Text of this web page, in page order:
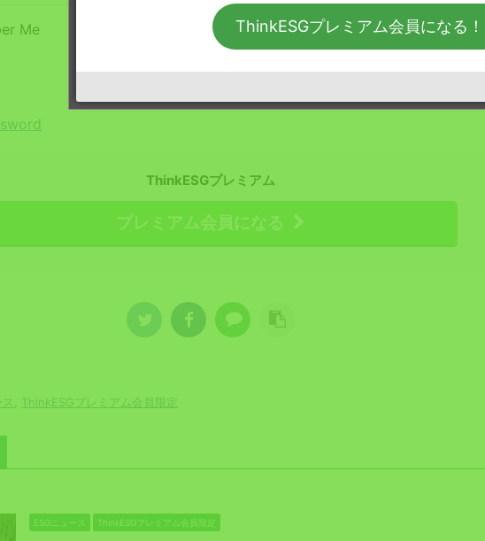
Me
ThinkESGプレミアム
プレミアム会員になる
ThinkESGプレミアム会員限定
ESGニュース ThinkESGプレミアム会員限定
ThinkESGプレミアム会員になる！